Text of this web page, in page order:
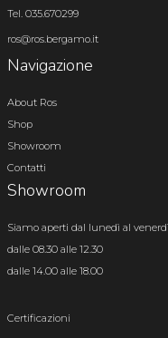
Tel. 035.670299
ros@ros.bergamo.it
Navigazione
About Ros
Shop
Showroom
Contatti
Showroom
Siamo aperti dal lunedì al venerdì
dalle 08.30 alle 12.30
dalle 14.00 alle 18.00
Certificazioni